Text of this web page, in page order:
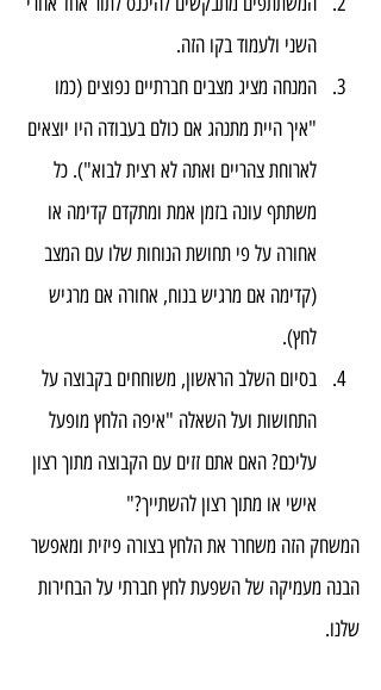
השני ולעמוד בקו הזה.
המנחה מציג מצבים חברתיים נפוצים (כמו
"איך היית מתנהג אם כולם בעבודה היו יוצאים
לארוחת צהריים ואתה לא רצית לבוא"). כל
משתתף עונה בזמן אמת ומתקדם קדימה או
אחורה על פי תחושת הנוחות שלו עם המצב
(קדימה אם מרגיש בנוח, אחורה אם מרגיש
לחץ).
בסיום השלב הראשון, משוחחים בקבוצה על
התחושות ועל השאלה "איפה הלחץ מופעל
עליכם? האם אתם זזים עם הקבוצה מתוך רצון
אישי או מתוך רצון להשתייך?"
המשחק הזה משחרר את הלחץ בצורה פיזית ומאפשר
הבנה מעמיקה של השפעת לחץ חברתי על הבחירות
שלנו.